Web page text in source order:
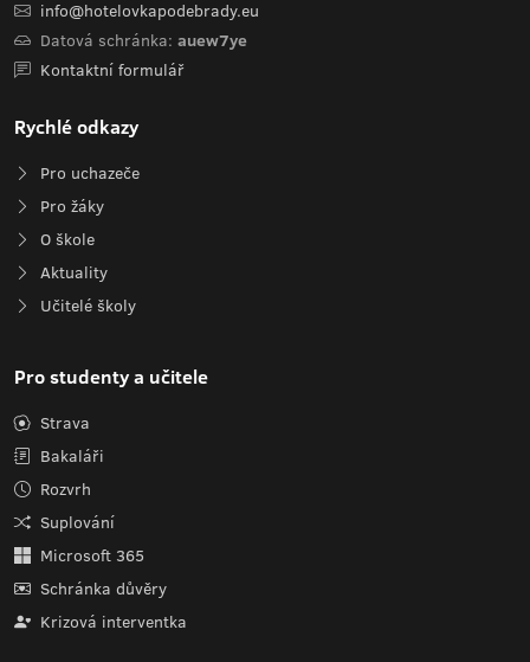
info@hotelovkapodebrady.eu
Datová schránka: auew7ye
Kontaktní formulář
Rychlé odkazy
Pro uchazeče
Pro žáky
O škole
Aktuality
Učitelé školy
Pro studenty a učitele
Strava
Bakaláři
Rozvrh
Suplování
Microsoft 365
Schránka důvěry
Krizová interventka